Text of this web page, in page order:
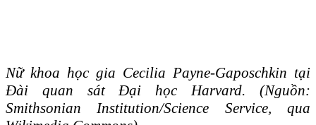
Nữ khoa học gia Cecilia Payne-Gaposchkin tại
Đài quan sát Đại học Harvard. (Nguồn:
Smithsonian Institution/Science Service, qua